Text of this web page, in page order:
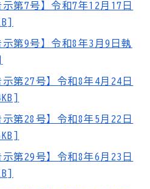
示第7号】令和7年12月17日
示第9号】令和8年3月9日執
示第27号】令和8年4月24日
示第28号】令和8年5月22日
示第29号】令和8年6月23日